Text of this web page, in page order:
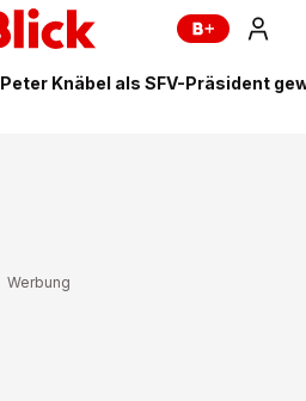
Peter Knäbel als SFV-Präsident